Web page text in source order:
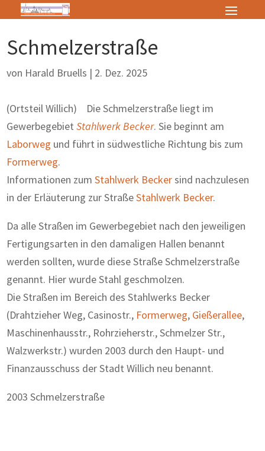
Schmelzerstraße
von Harald Bruells | 2. Dez. 2025
(Ortsteil Willich) Die Schmelzerstraße liegt im
GewerbegebietStahlwerk Becker. Sie beginnt am
Laborweg und führt in südwestliche Richtung bis zum
Formerweg.
Informationen zumStahlwerk Beckersind nachzulesen
in der Erläuterung zur StraßeStahlwerk Becker.
Da alle Straßen im Gewerbegebiet nach den jeweiligen
Fertigungsarten in den damaligen Hallen benannt
werden sollten, wurde diese Straße Schmelzerstraße
genannt. Hier wurde Stahl geschmolzen.
Die Straßen im Bereich des Stahlwerks Becker
(Drahtzieher Weg, Casinostr., Formerweg, Gießerallee,
Maschinenhausstr., Rohrzieherstr., Schmelzer Str.,
Walzwerkstr.) wurden 2003 durch den Haupt- und
Finanzausschuss der Stadt Willich neu benannt.
2003 Schmelzerstraße